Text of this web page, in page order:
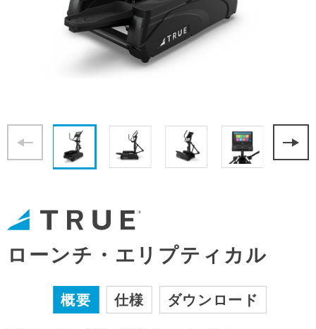
ローンチ・エリプティカル
概要 仕様 ダウンロード